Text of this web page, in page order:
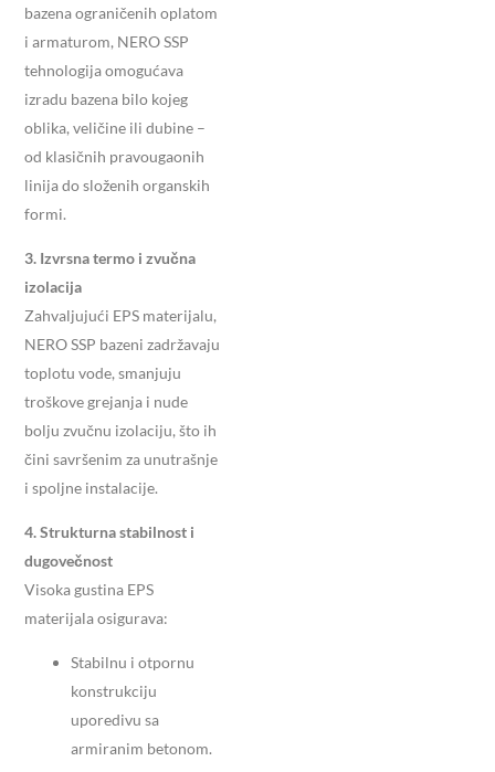
bazena ograničenih oplatom
i armaturom, NERO SSP
tehnologija omogućava
izradu bazena bilo kojeg
oblika, veličine ili dubine –
od klasičnih pravougaonih
linija do složenih organskih
formi.
3. Izvrsna termo i zvučna
izolacija
Zahvaljujući EPS materijalu,
NERO SSP bazeni zadržavaju
toplotu vode, smanjuju
troškove grejanja i nude
bolju zvučnu izolaciju, što ih
čini savršenim za unutrašnje
i spoljne instalacije.
4. Strukturna stabilnost i
dugovečnost
Visoka gustina EPS
materijala osigurava:
Stabilnu i otpornu
konstrukciju
uporedivu sa
armiranim betonom.